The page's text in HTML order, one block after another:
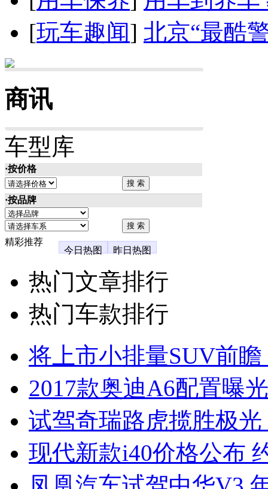
[玩车趣闻] 北京“最酷
商讯
车型库
·按价格
·按品牌
精彩推荐
今日热图
昨日热图
热门文章排行
热门车款排行
将上市小排量SUV前
2017款奥迪A6配置曝
试驾奇瑞路虎揽胜极
现代新款i40价格公布